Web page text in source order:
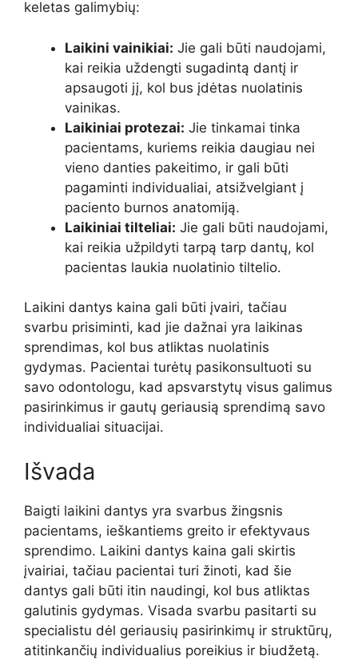
keletas galimybių:
Laikini vainikiai: Jie gali būti naudojami,
kai reikia uždengti sugadintą dantį ir
apsaugoti jį, kol bus įdėtas nuolatinis
vainikas.
Laikiniai protezai: Jie tinkamai tinka
pacientams, kuriems reikia daugiau nei
vieno danties pakeitimo, ir gali būti
pagaminti individualiai, atsižvelgiant į
paciento burnos anatomiją.
Laikiniai tilteliai: Jie gali būti naudojami,
kai reikia užpildyti tarpą tarp dantų, kol
pacientas laukia nuolatinio tiltelio.
Laikini dantys kaina gali būti įvairi, tačiau
svarbu prisiminti, kad jie dažnai yra laikinas
sprendimas, kol bus atliktas nuolatinis
gydymas. Pacientai turėtų pasikonsultuoti su
savo odontologu, kad apsvarstytų visus galimus
pasirinkimus ir gautų geriausią sprendimą savo
individualiai situacijai.
Išvada
Baigti laikini dantys yra svarbus žingsnis
pacientams, ieškantiems greito ir efektyvaus
sprendimo. Laikini dantys kaina gali skirtis
įvairiai, tačiau pacientai turi žinoti, kad šie
dantys gali būti itin naudingi, kol bus atliktas
galutinis gydymas. Visada svarbu pasitarti su
specialistu dėl geriausių pasirinkimų ir struktūrų,
atitinkančių individualius poreikius ir biudžetą.